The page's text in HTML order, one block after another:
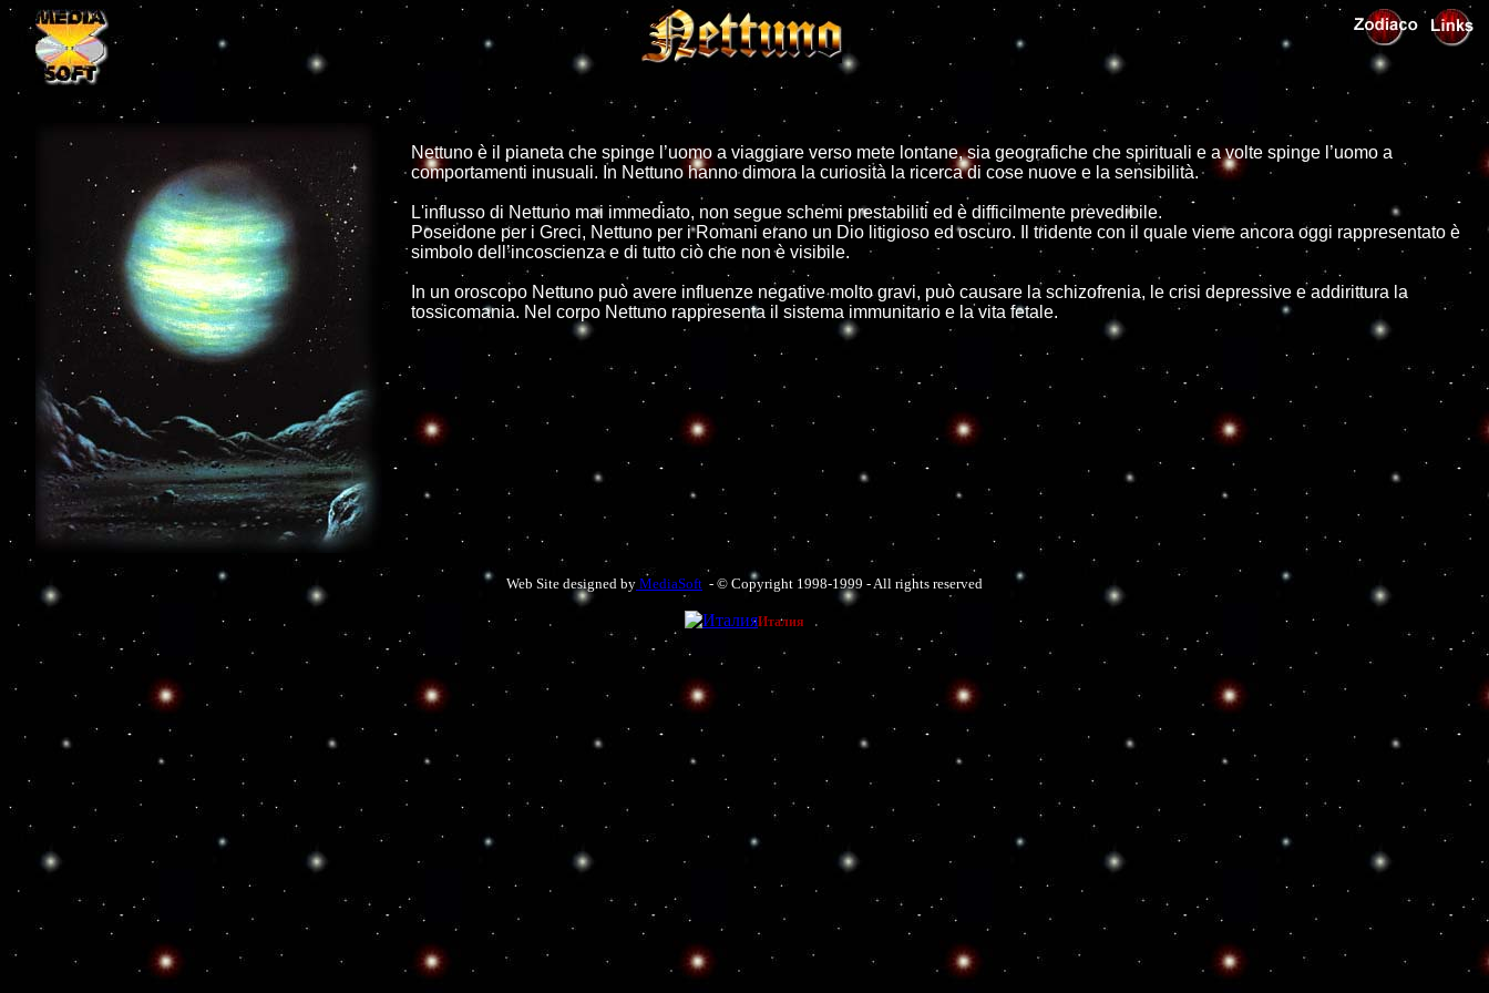
Nettuno è il pianeta che spinge l’uomo a viaggiare verso mete lontane, sia geografiche che spirituali e a volte spinge l’uomo a
comportamenti inusuali. In Nettuno hanno dimora la curiosità la ricerca di cose nuove e la sensibilità.
L'influsso di Nettuno mai immediato, non segue schemi prestabiliti ed è difficilmente prevedibile.
Poseidone per i Greci, Nettuno per i Romani erano un Dio litigioso ed oscuro. Il tridente con il quale viene ancora oggi rappresentato è
simbolo dell’incoscienza e di tutto ciò che non è visibile.
In un oroscopo Nettuno può avere influenze negative molto gravi, può causare la schizofrenia, le crisi depressive e addirittura la
tossicomania. Nel corpo Nettuno rappresenta il sistema immunitario e la vita fetale.
Web Site designed by MediaSoft - © Copyright 1998-1999 - All rights reserved
Италия